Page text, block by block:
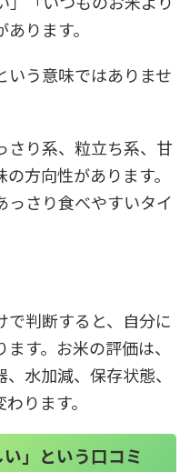
ります。
いう意味ではありませ
さり系、粒立ち系、甘
方向性があります。
っさり食べやすいタイ
で判断すると、自分に
す。お米の評価は、
水加減、保存状態、
ります。
」という口コミ